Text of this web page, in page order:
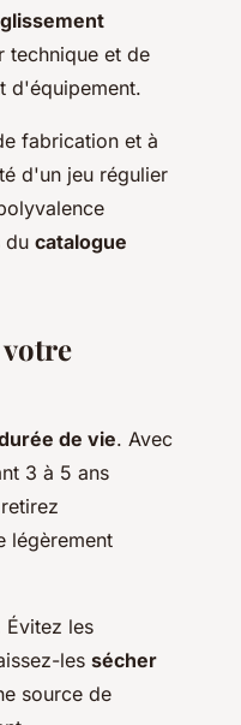
technique et de
d'équipement.
fabrication et à
d'un jeu régulier
du catalogue
de vie. Avec
3 à 5 ans
légèrement
Évitez les
les sécher
source de